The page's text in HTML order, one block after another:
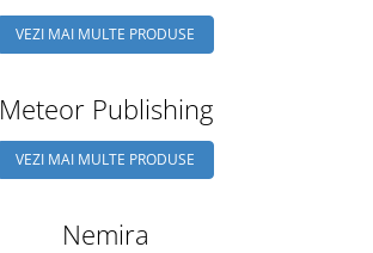
VEZI MAI MULTE PRODUSE
Meteor Publishing
VEZI MAI MULTE PRODUSE
Nemira